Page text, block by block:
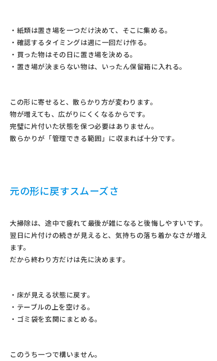
・紙類は置き場を一つだけ決めて、そこに集める。
・確認するタイミングは週に一回だけ作る。
・買った物はその日に置き場を決める。
・置き場が決まらない物は、いったん保留箱に入れる。
この形に寄せると、散らかり方が変わります。
物が増えても、広がりにくくなるからです。
完璧に片付いた状態を保つ必要はありません。
散らかりが「管理できる範囲」に収まれば十分です。
元の形に戻すスムーズさ
大掃除は、途中で疲れて最後が雑になると後悔しやすいです。
翌日に片付けの続きが見えると、気持ちの落ち着かなさが増え
ます。
だから終わり方だけは先に決めます。
・床が見える状態に戻す。
・テーブルの上を空ける。
・ゴミ袋を玄関にまとめる。
このうち一つで構いません。